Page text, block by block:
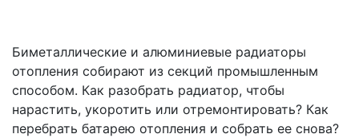
Биметаллические и алюминиевые радиаторы
отопления собирают из секций промышленным
способом. Как разобрать радиатор, чтобы
нарастить, укоротить или отремонтировать? Как
перебрать батарею отопления и собрать ее снова?